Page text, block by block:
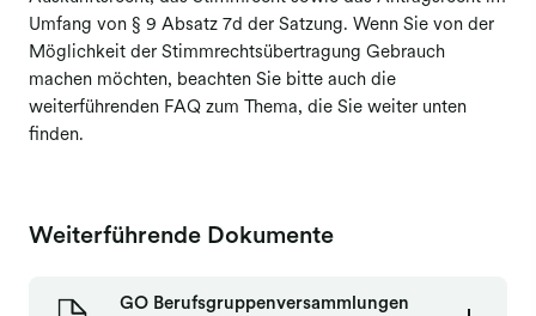
Umfang von § 9 Absatz 7d der Satzung. Wenn Sie von der
Möglichkeit der Stimmrechtsübertragung Gebrauch
machen möchten, beachten Sie bitte auch die
weiterführenden FAQ zum Thema, die Sie weiter unten
finden.
Weiterführende Dokumente
GO Berufsgruppenversammlungen